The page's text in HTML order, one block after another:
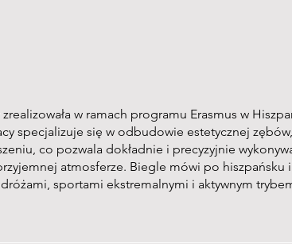
w ramach programu Erasmus w
specjalizuje się w odbudowie estetycznej
co pozwala dokładnie i precyzyjnie
atmosferze. Biegle mówi po hiszpańsku i
sportami ekstremalnymi i aktywnym